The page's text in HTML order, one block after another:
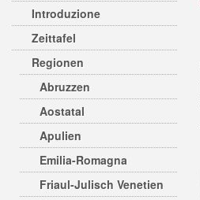
Introduzione
Zeittafel
Regionen
Abruzzen
Aostatal
Apulien
Emilia-Romagna
Friaul-Julisch Venetien